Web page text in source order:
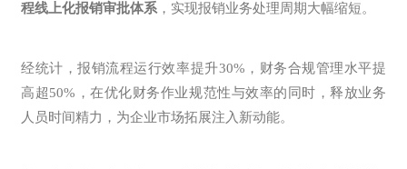
程线上化报销审批体系，实现报销业务处理周期大幅缩短。
经统计，报销流程运行效率提升30%，财务合规管理水平提
高超50%，在优化财务作业规范性与效率的同时，释放业务
人员时间精力，为企业市场拓展注入新动能。